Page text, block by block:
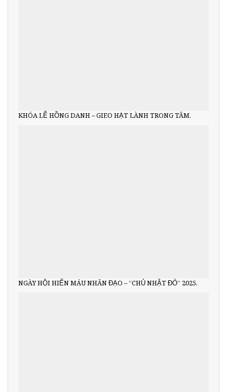
KHÓA LỄ HỒNG DANH – GIEO HẠT LÀNH TRONG TÂM.
NGÀY HỘI HIẾN MÁU NHÂN ĐẠO – “CHỦ NHẬT ĐỎ” 2025.